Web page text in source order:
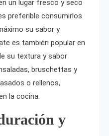
un lugar fresco y seco
preferible consumirlos
su sabor y
es también popular en
su textura y sabor
bruschettas y
o rellenos,
la cocina.
y